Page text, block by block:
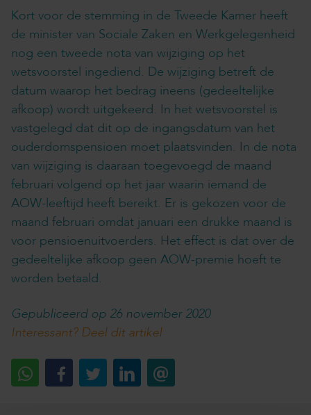
Kort voor de stemming in de Tweede Kamer heeft
de minister van Sociale Zaken en Werkgelegenheid
nog een tweede nota van wijziging op het
wetsvoorstel ingediend. De wijziging betreft de
datum waarop het bedrag ineens (gedeeltelijke
afkoop) wordt uitgekeerd. In het wetsvoorstel is
vastgelegd dat dit op de ingangsdatum van het
ouderdomspensioen moet plaatsvinden. In de nota
van wijziging is daaraan toegevoegd de maand
februari volgend op het jaar waarin iemand de
AOW-leeftijd heeft bereikt. Er is gekozen voor de
maand februari omdat januari een drukke maand is
voor pensioenuitvoerders. Het effect is dat over de
gedeeltelijke afkoop geen AOW-premie hoeft te
worden betaald.
Gepubliceerd op 26 november 2020
Interessant? Deel dit artikel